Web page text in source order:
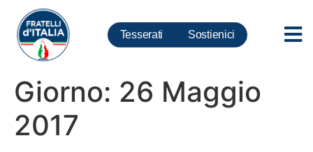
Tesserati Sostienici
Giorno: 26 Maggio
2017